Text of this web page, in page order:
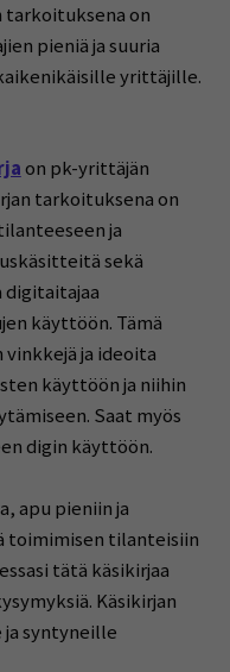
tarkoituksena on
pieniä ja suuria
yrittäjille.
on pk-yrittäjän
tarkoituksena on
ja
sekä
digitaitajaa
käyttöön. Tämä
ja ideoita
käyttöön ja niihin
Saat myös
digin käyttöön.
apu pieniin ja
toimimisen tilanteisiin
tätä käsikirjaa
Käsikirjan
syntyneille